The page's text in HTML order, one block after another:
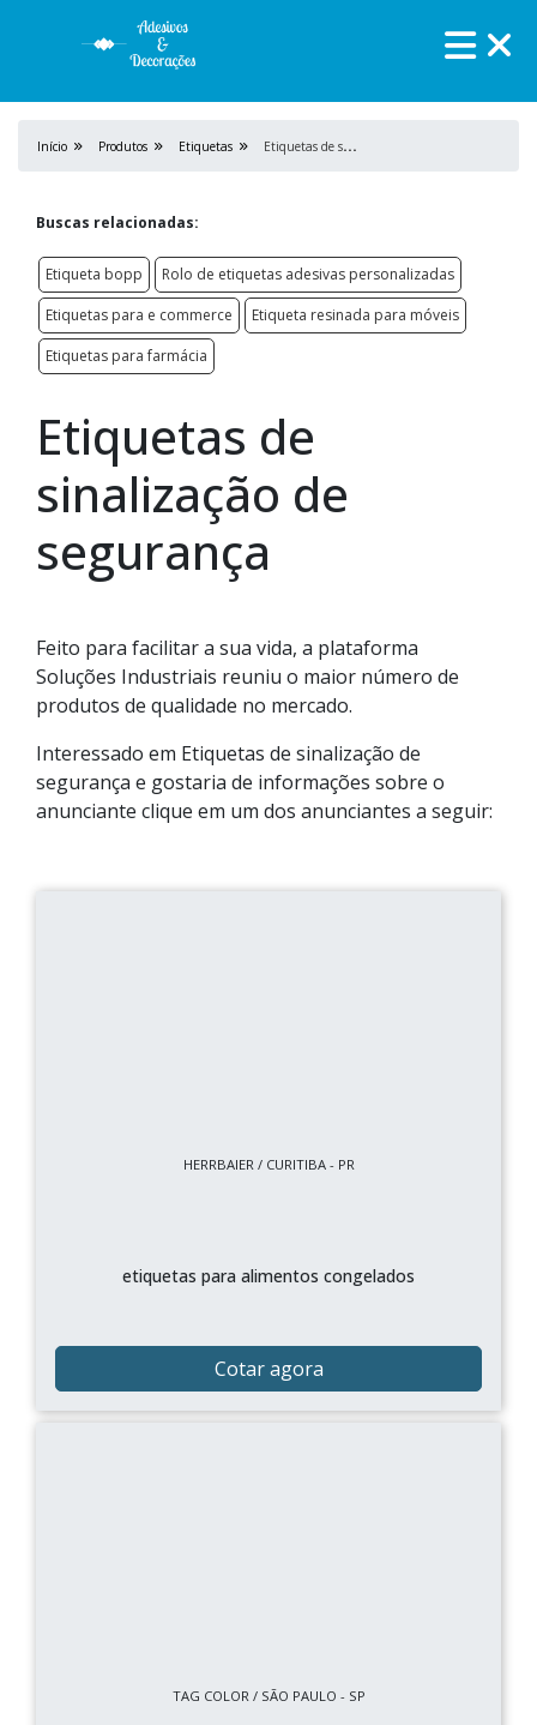
Início Produtos Etiquetas E
tiquetas de sinalização de segurança
Buscas relacionadas:
Etiqueta bopp
Rolo de etiquetas adesivas personalizadas
Etiquetas para e commerce
Etiqueta resinada para móveis
Etiquetas para farmácia
Etiquetas de
sinalização de
segurança
Feito para facilitar a sua vida, a plataforma
Soluções Industriais reuniu o maior número de
produtos de qualidade no mercado.
Interessado em Etiquetas de sinalização de
segurança e gostaria de informações sobre o
anunciante clique em um dos anunciantes a seguir:
HERRBAIER / CURITIBA - PR
etiquetas para alimentos congelados
Cotar agora
TAG COLOR / SÃO PAULO - SP